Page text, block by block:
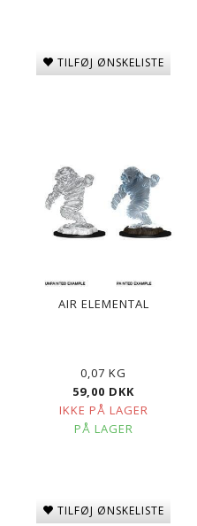
TILFØJ ØNSKELISTE
AIR ELEMENTAL
0,07 KG
59,00 DKK
IKKE PÅ LAGER
PÅ LAGER
TILFØJ ØNSKELISTE